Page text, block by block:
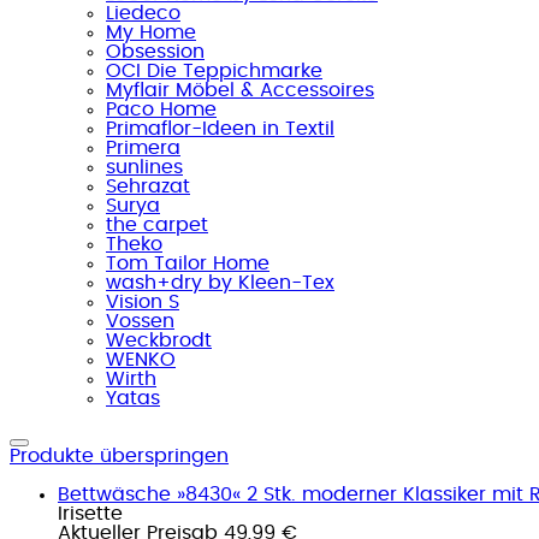
Liedeco
My Home
Obsession
OCI Die Teppichmarke
Myflair Möbel & Accessoires
Paco Home
Primaflor-Ideen in Textil
Primera
sunlines
Sehrazat
Surya
the carpet
Theko
Tom Tailor Home
wash+dry by Kleen-Tex
Vision S
Vossen
Weckbrodt
WENKO
Wirth
Yatas
Produkte überspringen
Bettwäsche »8430« 2 Stk. moderner Klassiker mit
Irisette
Aktueller Preisab 49,99 €